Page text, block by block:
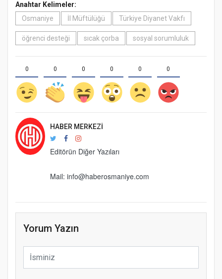
Anahtar Kelimeler:
Osmaniye
İl Müftülüğü Türkiye Diyanet Vakfı
öğrenci desteği sıcak çorba sosyal sorumluluk
0 0 0 0 0 0
HABER MERKEZI
Editörün Diğer Yazıları
Mail: info@haberosmaniye.com
Yorum Yazın